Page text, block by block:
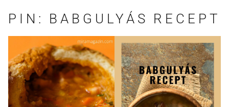
PIN: BABGULYÁS RECEPT